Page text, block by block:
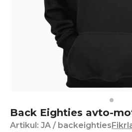
Back Eighties avto-
Artikul: JA / backeighties